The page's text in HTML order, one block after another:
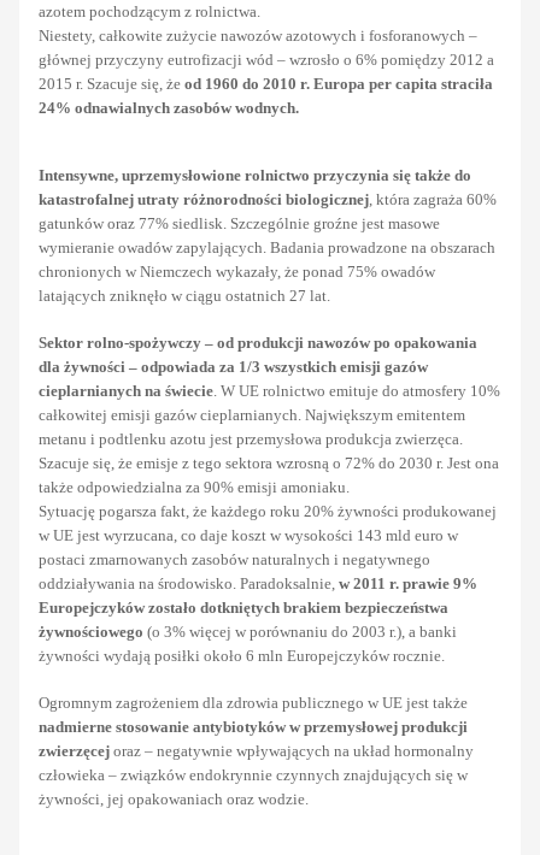
azotem pochodzącym z rolnictwa.
Niestety, całkowite zużycie nawozów azotowych i fosforanowych –
głównej przyczyny eutrofizacji wód – wzrosło o 6% pomiędzy 2012 a
2015 r. Szacuje się, że od 1960 do 2010 r. Europa per capita straciła
24% odnawialnych zasobów wodnych.
Intensywne, uprzemysłowione rolnictwo przyczynia się także do
katastrofalnej utraty różnorodności biologicznej , która zagraża 60%
gatunków oraz 77% siedlisk. Szczególnie groźne jest masowe
wymieranie owadów zapylających. Badania prowadzone na obszarach
chronionych w Niemczech wykazały, że ponad 75% owadów
latających zniknęło w ciągu ostatnich 27 lat.
Sektor rolno-spożywczy – od produkcji nawozów po opakowania
dla żywności – odpowiada za 1/3 wszystkich emisji gazów
cieplarnianych na świecie . W UE rolnictwo emituje do atmosfery 10%
całkowitej emisji gazów cieplarnianych. Największym emitentem
metanu i podtlenku azotu jest przemysłowa produkcja zwierzęca.
Szacuje się, że emisje z tego sektora wzrosną o 72% do 2030 r. Jest ona
także odpowiedzialna za 90% emisji amoniaku.
Sytuację pogarsza fakt, że każdego roku 20% żywności produkowanej
w UE jest wyrzucana, co daje koszt w wysokości 143 mld euro w
postaci zmarnowanych zasobów naturalnych i negatywnego
oddziaływania na środowisko. Paradoksalnie, w 2011 r. prawie 9%
Europejczyków zostało dotkniętych brakiem bezpieczeństwa
żywnościowego (o 3% więcej w porównaniu do 2003 r.), a banki
żywności wydają posiłki około 6 mln Europejczyków rocznie.
Ogromnym zagrożeniem dla zdrowia publicznego w UE jest także
nadmierne stosowanie antybiotyków w przemysłowej produkcji
zwierzęcej oraz – negatywnie wpływających na układ hormonalny
człowieka – związków endokrynnie czynnych znajdujących się w
żywności, jej opakowaniach oraz wodzie.